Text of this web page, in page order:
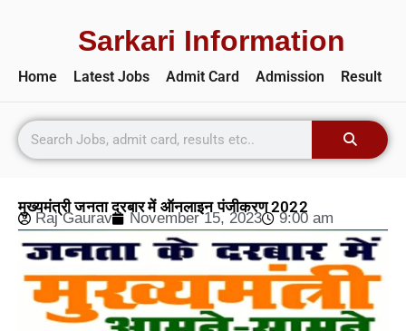
Sarkari Information
Home Latest Jobs Admit Card Admission Result
मुख्यमंत्री जनता दरबार में ऑनलाइन पंजीकरण 2022
Raj Gaurav November 15, 2023 9:00 am